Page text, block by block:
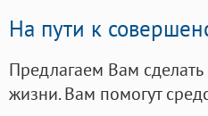
На пути к
Предлагаем Вам
жизни. Вам помогут